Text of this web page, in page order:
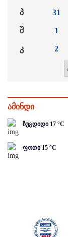
პ
შ
კ
31
1
2
ამინდი
ზუგდიდი 17 °C
ფოთი 15 °C